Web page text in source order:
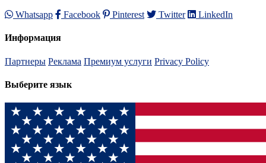
Whatsapp Facebook Pinterest Twitter LinkedIn
Информация
Партнеры Реклама Премиум услуги Privacy Policy
Выберите язык